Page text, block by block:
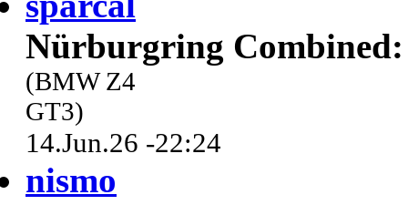
Nürburgring Combined:
(BMW Z4
GT3)
14.Jun.26 -22:24
nismo